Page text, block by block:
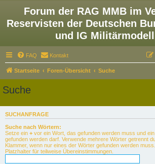
Forum der RAG MMB im
Reservisten der Deutschen
und IG
FAQ Kontakt
Startseite Foren-Übersicht Suche
Suche
SUCHANFRAGE
Suche nach Wörtern:
Setze ein + vor ein Wort, das gefunden werden muss und ein
gefunden werden darf. Verwende mehrere Wörter getrennt
Klammer, wenn nur eines der Wörter gefunden werden
Platzhalter für teilweise Übereinstimmungen.